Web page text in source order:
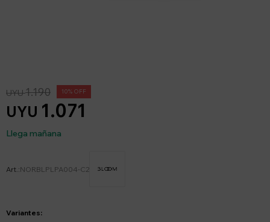
UYU 1.071
UYU1.190 10
Llega mañana
NORBLPLPA004-C2
Variantes: